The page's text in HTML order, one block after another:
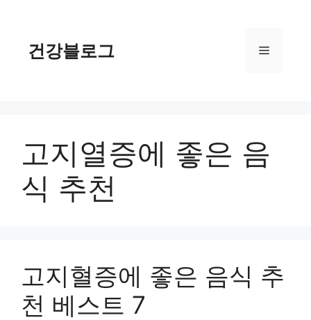
건강블로그 메
고지열증에 좋은 음
식 추천
고지혈증에 좋은 음식 추
천 베스트 7